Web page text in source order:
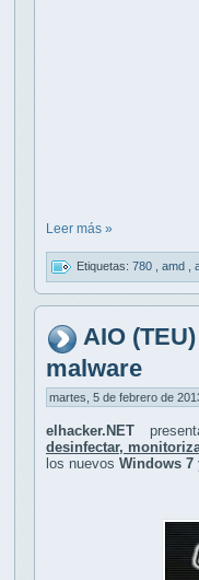
Leer más »
Etiquetas: 780 amd
AIO
malware
martes, 5 de febrero de
elhacker.NET
desinfectar,
los nuevos Windows 7